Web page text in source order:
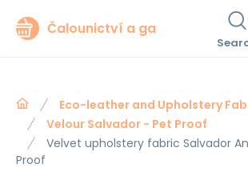
Čalounictví a ga
Eco-leather and Upholstery
Velour Salvador - Pet Proof
Velvet upholstery fabric Salvador
Proof